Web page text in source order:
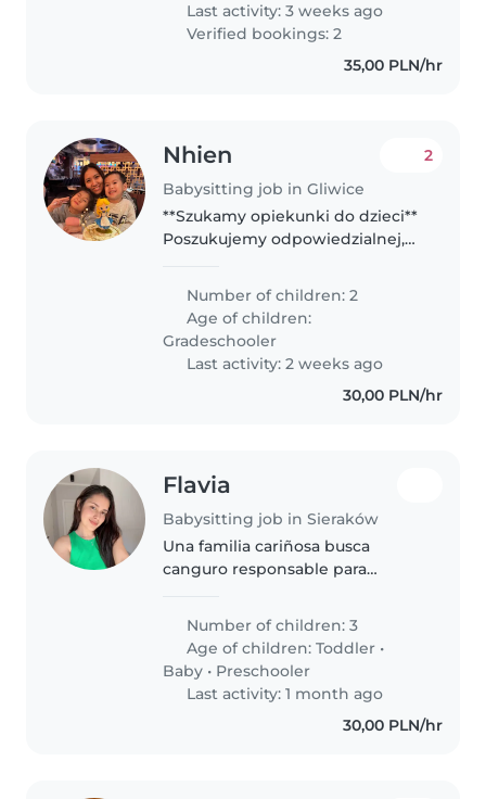
Last activity: 3 weeks ago
Verified bookings: 2
35,00 PLN/hr
Nhien
Babysitting job in Gliwice
2
**Szukamy opiekunki do dzieci**
Poszukujemy odpowiedzialnej,
opieki nad naszymi dziećmi.
**Godziny pracy:** *
**Poniedziałek – Czwartek:**
16:00–20:00..
Number of children: 2
Age of children:
Gradeschooler
Last activity: 2 weeks ago
30,00 PLN/hr
Flavia
Babysitting job in Sieraków
Una familia cariñosa busca
canguro responsable para
alguien que se sienta cómodo
con labores del hogar sencillas.
Contacta para más detalles.
Number of children: 3
Age of children:Toddler •
Baby • Preschooler
Last activity: 1 month ago
30,00 PLN/hr